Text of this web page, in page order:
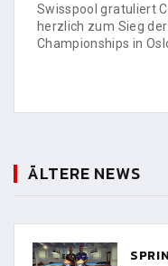
Swisspool gratuliert
herzlich zum Sieg
Championships in
ÄLTERE NEWS